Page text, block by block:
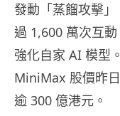
發動「蒸餾攻擊
過 1,600 萬次互
強化自家 AI 模型
MiniMax 股價昨
逾 300 億港元。